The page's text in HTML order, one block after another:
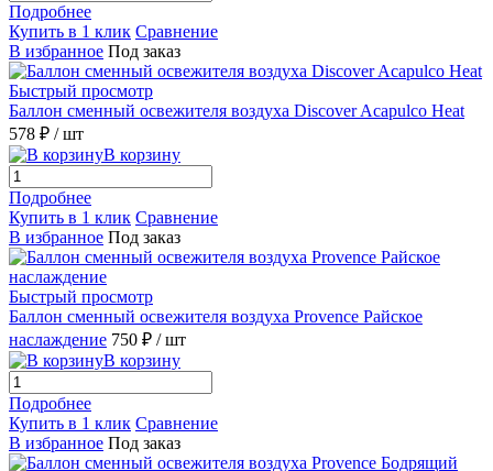
Подробнее
Купить в 1 клик Сравнение
В избранное Под заказ
Быстрый просмотр
Баллон сменный освежителя воздуха Discover Acapulco Heat
578 ₽ / шт
В корзину
Подробнее
Купить в 1 клик Сравнение
В избранное Под заказ
Быстрый просмотр
Баллон сменный освежителя воздуха Provence Райское
наслаждение 750 ₽ / шт
В корзину
Подробнее
Купить в 1 клик Сравнение
В избранное Под заказ